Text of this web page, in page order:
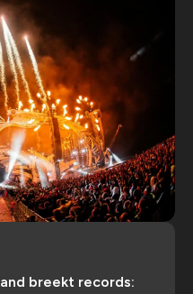
breekt records: